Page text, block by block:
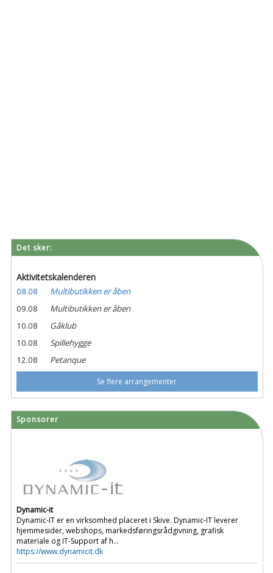
Det sker:
Aktivitetskalenderen
08.08
Multibutikken er åben
09.08
Multibutikken er åben
10.08
Gåklub
10.08
Spillehygge
12.08
Petanque
Se flere arrangementer
Sponsorer
Dynamic-it
Dynamic-IT er en virksomhed placeret i Skive. Dynamic-IT leverer
hjemmesider, webshops, markedsføringsrådgivning, grafisk
materiale og IT-Support af h...
https://www.dynamicit.dk